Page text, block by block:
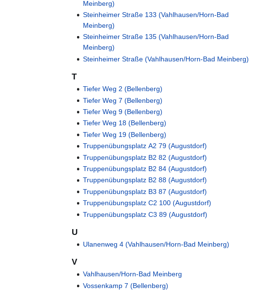
Meinberg)
Steinheimer Straße 133 (Vahlhausen/Horn-Bad
Meinberg)
Steinheimer Straße 135 (Vahlhausen/Horn-Bad
Meinberg)
Steinheimer Straße (Vahlhausen/Horn-Bad Meinberg)
T
Tiefer Weg 2 (Bellenberg)
Tiefer Weg 7 (Bellenberg)
Tiefer Weg 9 (Bellenberg)
Tiefer Weg 18 (Bellenberg)
Tiefer Weg 19 (Bellenberg)
Truppenübungsplatz A2 79 (Augustdorf)
Truppenübungsplatz B2 82 (Augustdorf)
Truppenübungsplatz B2 84 (Augustdorf)
Truppenübungsplatz B2 88 (Augustdorf)
Truppenübungsplatz B3 87 (Augustdorf)
Truppenübungsplatz C2 100 (Augustdorf)
Truppenübungsplatz C3 89 (Augustdorf)
U
Ulanenweg 4 (Vahlhausen/Horn-Bad Meinberg)
V
Vahlhausen/Horn-Bad Meinberg
Vossenkamp 7 (Bellenberg)